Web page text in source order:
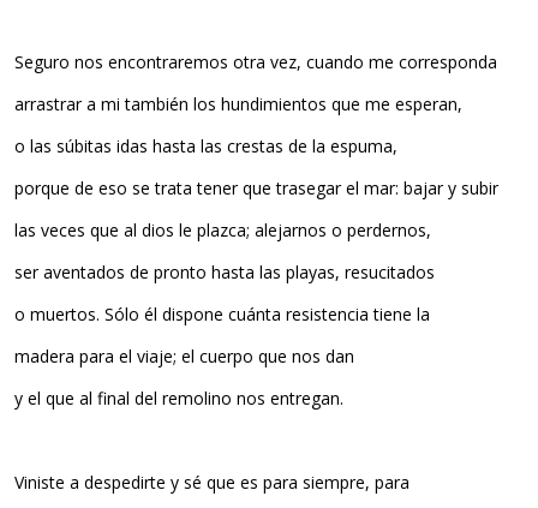
Seguro nos encontraremos otra vez, cuando me corresponda
arrastrar a mi también los hundimientos que me esperan,
o las súbitas idas hasta las crestas de la espuma,
porque de eso se trata tener que trasegar el mar: bajar y subir
las veces que al dios le plazca; alejarnos o perdernos,
ser aventados de pronto hasta las playas, resucitados
o muertos. Sólo él dispone cuánta resistencia tiene la
madera para el viaje; el cuerpo que nos dan
y el que al final del remolino nos entregan.
Viniste a despedirte y sé que es para siempre, para